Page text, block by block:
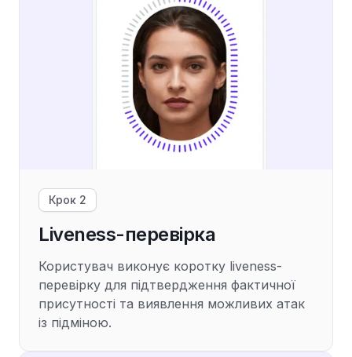
Крок 2
Liveness-перевірка
Користувач виконує коротку liveness-
перевірку для підтвердження фактичної
присутності та виявлення можливих атак
із підміною.